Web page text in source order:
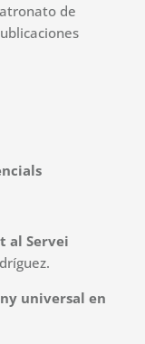
de
al Servei
universal en